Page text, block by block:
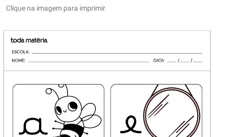
Clique na imagem para imprimir